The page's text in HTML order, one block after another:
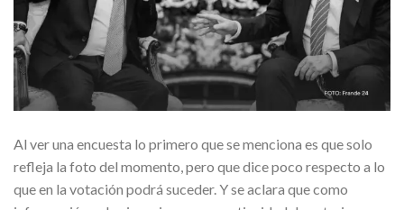
Al ver una encuesta lo primero que se menciona es que solo
refleja la foto del momento, pero que dice poco respecto a lo
que en la votación podrá suceder. Y se aclara que como